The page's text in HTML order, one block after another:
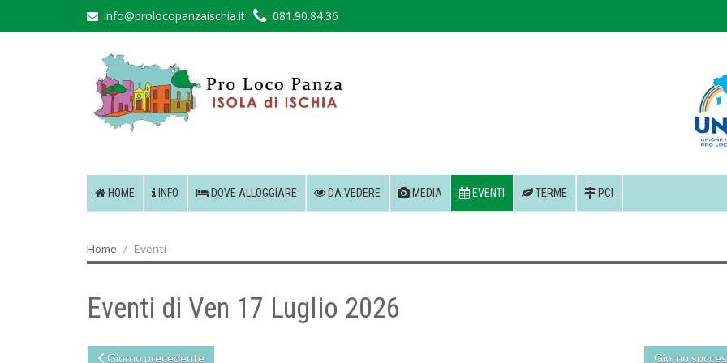
info@prolocopanzaischia.it 081.90.84.36
HOME INFO DOVE ALLOGGIARE DA VEDERE MEDIA EVENTI TERME PCI
Home Eventi
Eventi di Ven 17 Luglio 2026
Giorno precedente Giorno